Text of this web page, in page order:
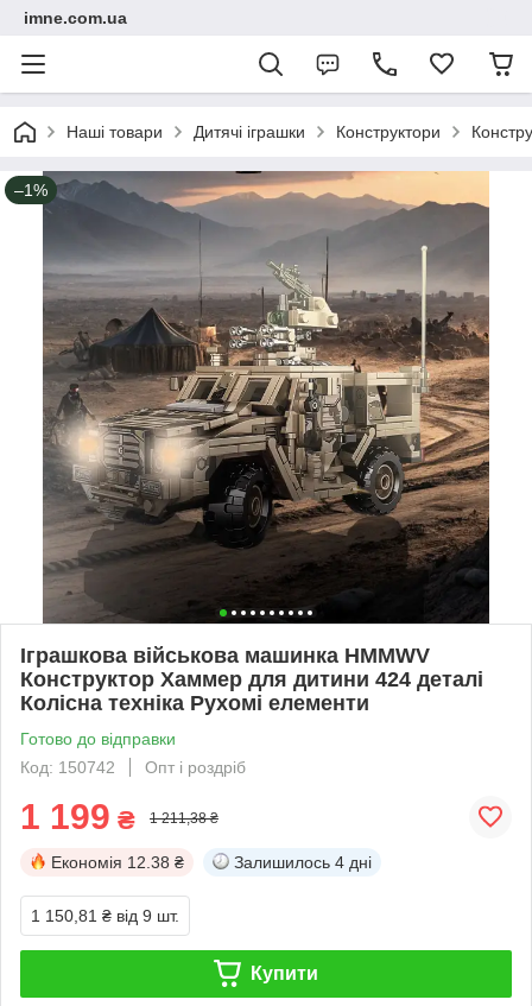
imne.com.ua
Наші товари Дитячі іграшки Конструктори
–1%
Іграшкова військова машинка HMMWV
Конструктор Хаммер для дитини 424 деталі
Колісна техніка Рухомі елементи
Готово до відправки
Код: 150742
Опт і роздріб
1 199 ₴ 1 211,38 ₴
Економія 12.38 ₴ Залишилось 4 дні
1 150,81 ₴ від 9 шт.
Купити